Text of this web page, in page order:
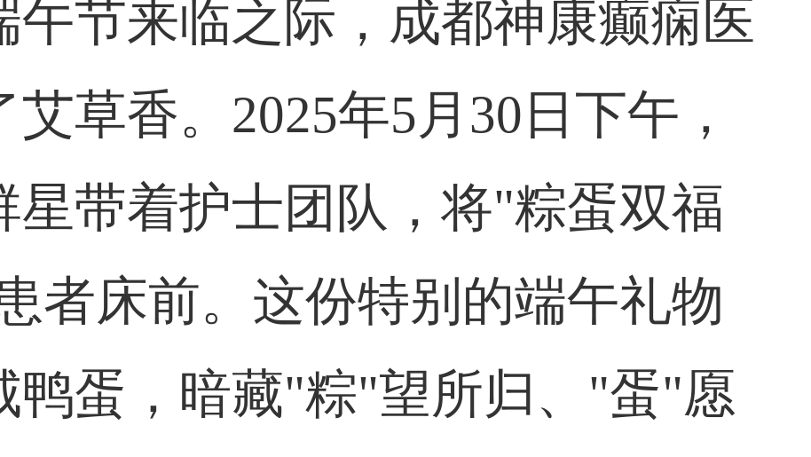
午节来临之际，成都神康癫痫医
草香。2025年5月30日下午，
星带着护士团队，将"粽蛋双福
者床前。这份特别的端午礼物
鸭蛋，暗藏"粽"望所归、"蛋"愿